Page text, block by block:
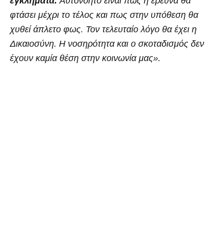
φτάσει μέχρι το τέλος και πως στην υπόθεση θα
χυθεί άπλετο φως. Τον τελευταίο λόγο θα έχει η
Δικαιοσύνη. Η νοσηρότητα και ο σκοταδισμός δεν
έχουν καμία θέση στην κοινωνία μας».